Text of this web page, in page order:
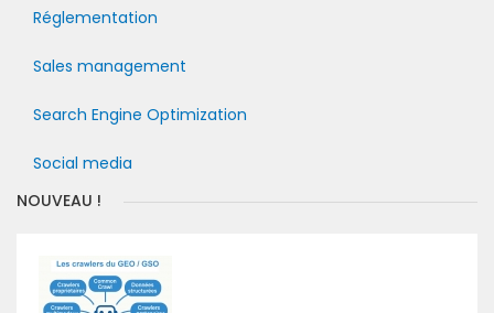
Réglementation
Sales management
Search Engine Optimization
Social media
NOUVEAU !